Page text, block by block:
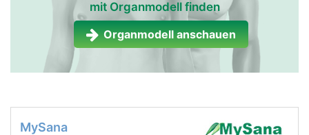
mit Organmodell finden
Organmodell anschauen
MySana